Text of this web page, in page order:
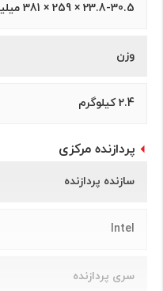
23.8-30.5 × 259 × 381 میلیمتر
وزن
2.4 کیلوگرم
پردازنده مرکزی
سازنده پردازنده
Intel
سری پردازنده